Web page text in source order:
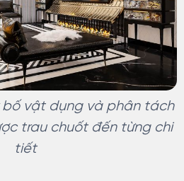
vật dụng và phân tách
trau chuốt đến từng chi
tiết